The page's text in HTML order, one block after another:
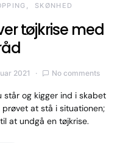
SKØNHED
tøjkrise med
2021 No comments
og kigger ind i skabet
at stå i situationen;
at undgå en tøjkrise.